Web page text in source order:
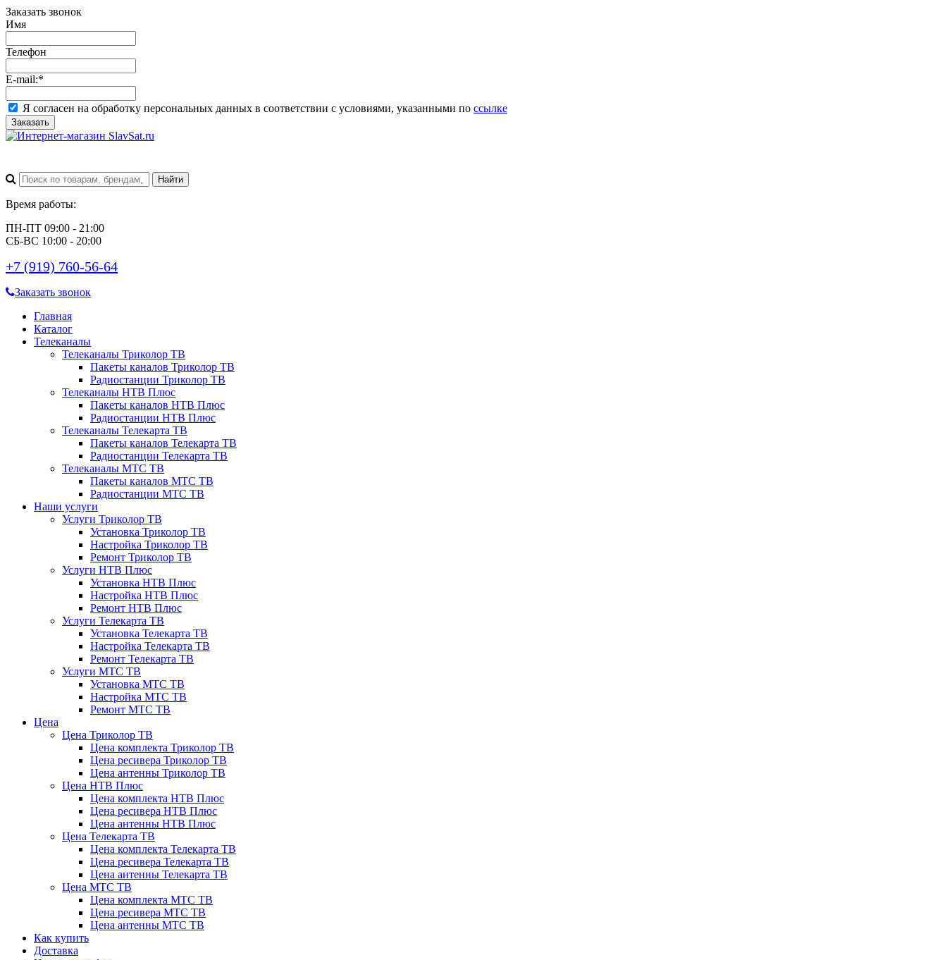
Заказать звонок
Имя
Телефон
E-mail:*
Я согласен на обработку персональных данных в соответствии с условиями, указанными по ссылке
Заказать
Время работы:
ПН-ПТ 09:00 - 21:00
СБ-ВС 10:00 - 20:00
+7 (919) 760-56-64
Заказать звонок
Главная
Каталог
Телеканалы
Телеканалы Триколор ТВ
Пакеты каналов Триколор ТВ
Радиостанции Триколор ТВ
Телеканалы НТВ Плюс
Пакеты каналов НТВ Плюс
Радиостанции НТВ Плюс
Телеканалы Телекарта ТВ
Пакеты каналов Телекарта ТВ
Радиостанции Телекарта ТВ
Телеканалы МТС ТВ
Пакеты каналов МТС ТВ
Радиостанции МТС ТВ
Наши услуги
Услуги Триколор ТВ
Установка Триколор ТВ
Настройка Триколор ТВ
Ремонт Триколор ТВ
Услуги НТВ Плюс
Установка НТВ Плюс
Настройка НТВ Плюс
Ремонт НТВ Плюс
Услуги Телекарта ТВ
Установка Телекарта ТВ
Настройка Телекарта ТВ
Ремонт Телекарта ТВ
Услуги МТС ТВ
Установка МТС ТВ
Настройка МТС ТВ
Ремонт МТС ТВ
Цена
Цена Триколор ТВ
Цена комплекта Триколор ТВ
Цена ресивера Триколор ТВ
Цена антенны Триколор ТВ
Цена НТВ Плюс
Цена комплекта НТВ Плюс
Цена ресивера НТВ Плюс
Цена антенны НТВ Плюс
Цена Телекарта ТВ
Цена комплекта Телекарта ТВ
Цена ресивера Телекарта ТВ
Цена антенны Телекарта ТВ
Цена МТС ТВ
Цена комплекта МТС ТВ
Цена ресивера МТС ТВ
Цена антенны МТС ТВ
Как купить
Доставка